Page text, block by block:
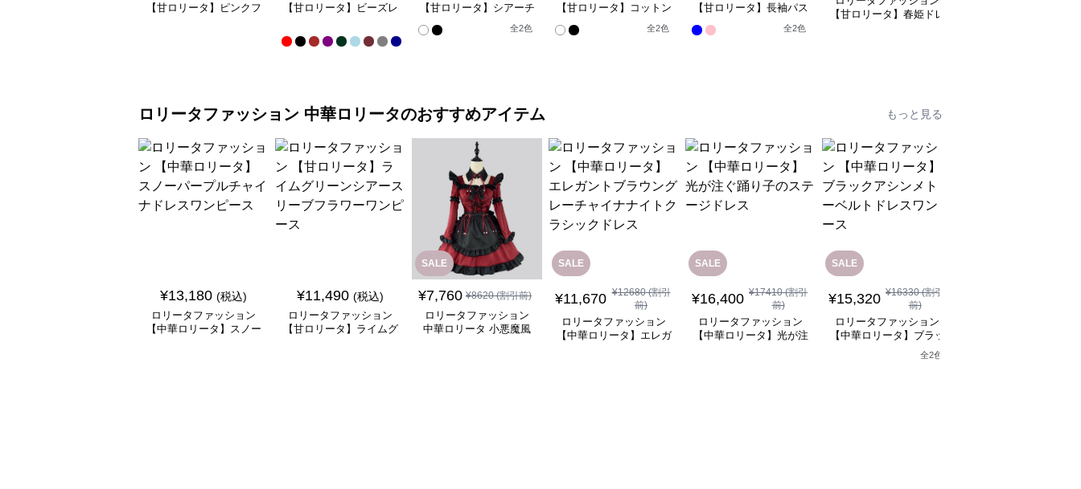
【甘ロリータ】ピンクフ
【甘ロリータ】ビーズレ
【甘ロリータ】シアーチ
全2色
【甘ロリータ】コットン
インナーカボチャパン
ツ/ドロワーズ ロリータ
全2色
【甘ロリータ】長袖パス
全2色
【甘ロリータ】春姫ドレ
ロリータファッション 中華ロリータのおすすめアイテム もっと見る
¥13,180 (税込)
ロリータファッション
【中華ロリータ】スノー
¥11,490 (税込)
ロリータファッション
【甘ロリータ】ライムグ
SALE
¥7,760 ¥8620(割引前)
ロリータファッション
中華ロリータ 小悪魔風
SALE
¥11,670 ¥12680(割引
前)
ロリータファッション
【中華ロリータ】エレガ
SALE
¥16,400 ¥17410(割引
前)
ロリータファッション
【中華ロリータ】光が注
SALE
¥15,320 ¥16330(割引
前)
ロリータファッション
【中華ロリータ】ブラッ
クアシンメトリーベルト
ドレスワンピース
全2色